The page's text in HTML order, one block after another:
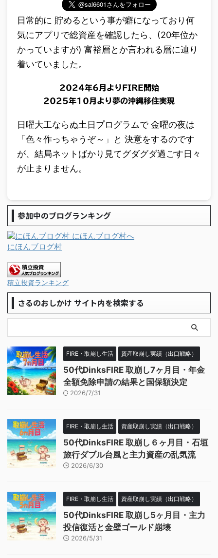
日常的に 貯めるという事が癖になっており何
気にアプリで総資産を確認したら、(20年位か
かっていますが) 富裕層とか言われる層に辿り
着いていました。
2024年6月よりFIRE開始
2025年10月より夢の沖縄移住実現
日曜大工ならぬ土日プログラムで 金曜の夜は
「色々作っちゃうぞ～」と 決意をするのです
が、結局ネットばかり見てグダグダ過ごす日々
が止まりません。
参加中のブログランキング
にほんブログ村
積立投資ランキング
さるのおしかけ サイト内を検索する
FIRE・取崩し生活 資産取崩し実績（出口戦略）
50代DinksFIRE 取崩し7ヶ月目・年金
全額免除申請の結果と国保額決定
2026/7/31
FIRE・取崩し生活 資産取崩し実績（出口戦略）
50代DinksFIRE 取崩し６ヶ月目・石垣
旅行ダブル台風と主力資産の乱気流
2026/6/30
FIRE・取崩し生活 資産取崩し実績（出口戦略）
50代DinksFIRE 取崩し5ヶ月目・主力
投信復活と金壁ゴールド崩壊
2026/5/31